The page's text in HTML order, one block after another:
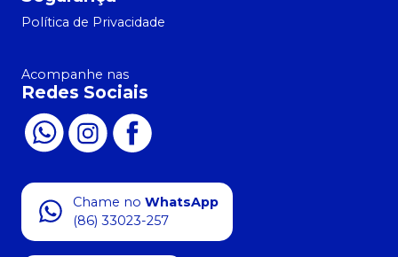
Política de Privacidade
Acompanhe nas
Redes Sociais
Chame no WhatsApp
(86) 33023-257